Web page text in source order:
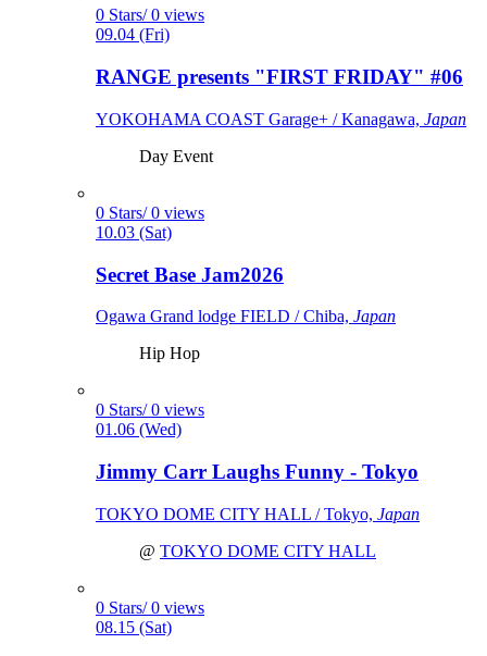
0 Stars/ 0 views
09.04 (Fri)
RANGE presents "FIRST FRIDAY" #06
YOKOHAMA COAST Garage+ / Kanagawa, Japan
Day Event
0 Stars/ 0 views
10.03 (Sat)
Secret Base Jam2026
Ogawa Grand lodge FIELD / Chiba, Japan
Hip Hop
0 Stars/ 0 views
01.06 (Wed)
Jimmy Carr Laughs Funny - Tokyo
TOKYO DOME CITY HALL / Tokyo, Japan
@ TOKYO DOME CITY HALL
0 Stars/ 0 views
08.15 (Sat)